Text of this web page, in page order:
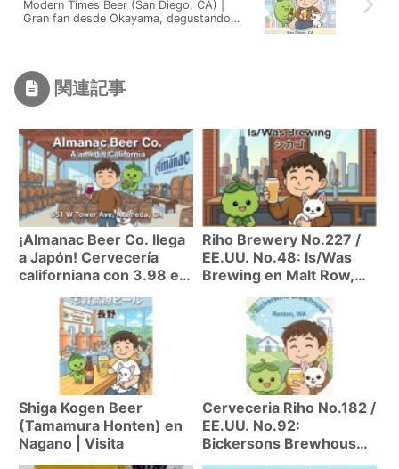
Modern Times Beer (San Diego, CA) |
Gran fan desde Okayama, degustando
関連記事
¡Almanac Beer Co. llega
a Japón! Cervecería
californiana con 3.98 en
Untappd | Las 4 mejores
cervezas disponibles
Riho Brewery No.227 /
EE.UU. No.48: Is/Was
Brewing en Malt Row,
Chicago | Wild ales con
personalidad unica!
Shiga Kogen Beer
(Tamamura Honten) en
Nagano | Visita
Cerveceria Riho No.182 /
EE.UU. No.92:
Bickersons Brewhouse
(Renton, WA) | Stout y